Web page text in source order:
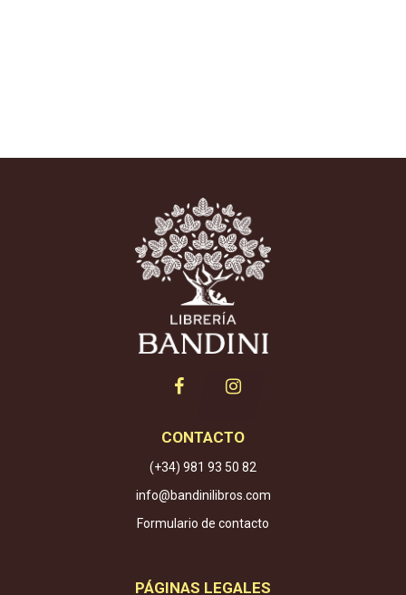
CONTACTO
(+34) 981 93 50 82
info@bandinilibros.com
Formulario de contacto
PÁGINAS LEGALES